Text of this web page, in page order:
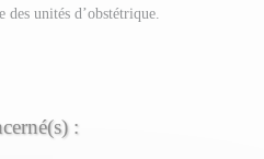
des unités d’obstétrique.
: